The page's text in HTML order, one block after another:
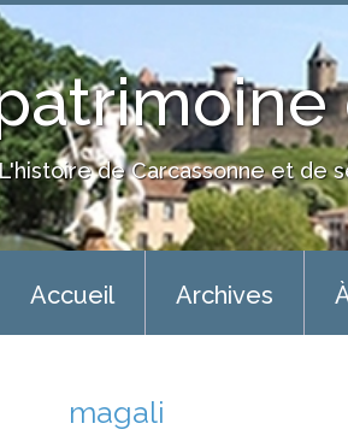
de Carcassonne et de
Accueil Archives
magali